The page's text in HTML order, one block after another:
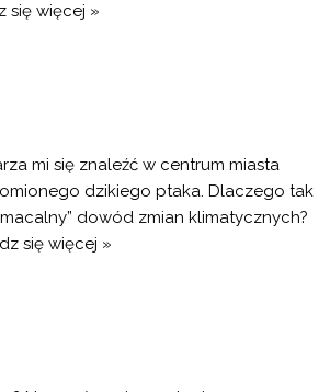
się więcej »
mi się znaleźć w centrum miasta
dzikiego ptaka. Dlaczego tak
dowód zmian klimatycznych?
się więcej »